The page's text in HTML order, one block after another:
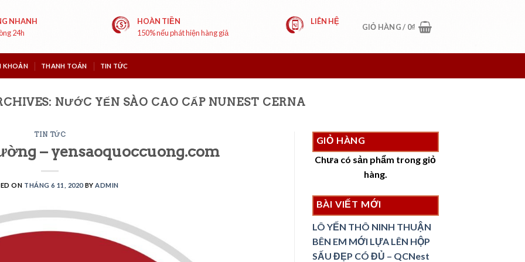
NHANH
24h
HOÀN TIỀN
150% nếu phát hiện hàng giả
LIÊN HỆ
GIỎ HÀNG / 0₫
KHOẢN THANH TOÁN TIN TỨC
NƯỚC YẾN SÀO CAO CẤP NUNEST CERNA
TIN TỨC
– yensaoquoccuong.com
ON THÁNG 6 11, 2020 BYADMIN
GIỎ HÀNG
Chưa có sản phẩm trong giỏ
hàng.
BÀI VIẾT MỚI
LÔ YẾN THÔ NINH THUẬN
BÊN EM MỚI LỰA LÊN HỘP
SẤU ĐẸP CÓ ĐỦ – QCNest